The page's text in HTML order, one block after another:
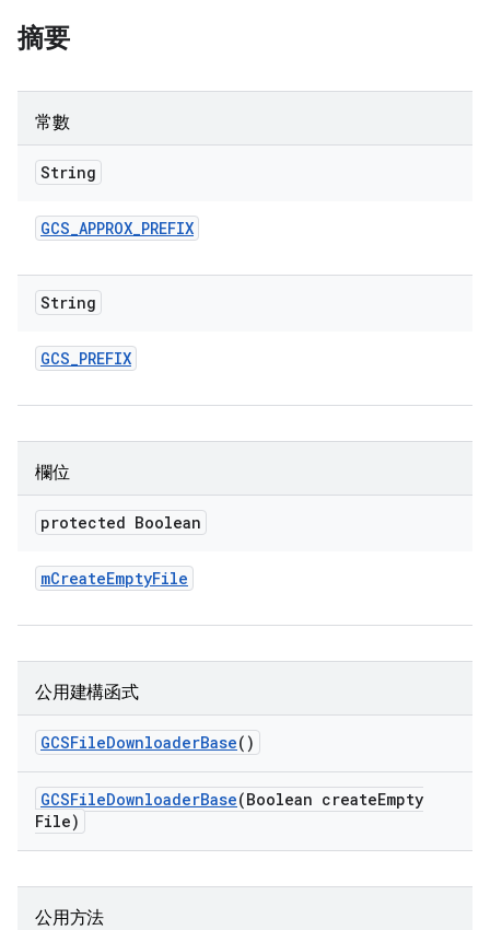
摘要
常數
String
GCS_APPROX_PREFIX
String
GCS_PREFIX
欄位
protected Boolean
mCreateEmptyFile
公用建構函式
GCSFileDownloaderBase()
GCSFileDownloaderBase(Boolean createEmpty
File)
公用方法